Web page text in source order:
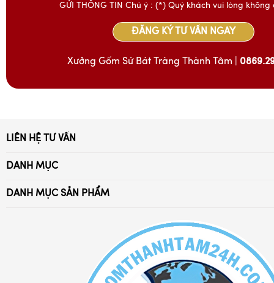
GỬI THÔNG TIN Chú ý : (*) Quý khách vui lòng
ĐĂNG KÝ TƯ VẤN NGAY
Xưởng Gốm Sứ Bát Tràng Thành Tâm |
DANH MỤC SẢN PHẨM
DANH MỤC
Chính Sách Bảo Hành
LIÊN HỆ TƯ VẤN
0869.294.028 - 032.976.4052